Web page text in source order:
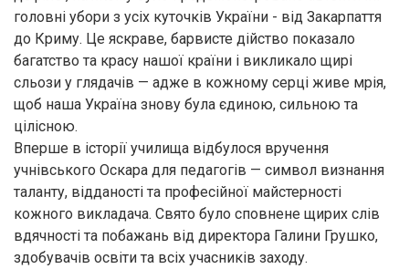
головні убори з усіх куточків України - від Закарпаття
до Криму. Це яскраве, барвисте дійство показало
багатство та красу нашої країни і викликало щирі
сльози у глядачів — адже в кожному серці живе мрія,
щоб наша Україна знову була єдиною, сильною та
цілісною.
Вперше в історії училища відбулося вручення
учнівського Оскара для педагогів — символ визнання
таланту, відданості та професійної майстерності
кожного викладача. Свято було сповнене щирих слів
вдячності та побажань від директора Галини Грушко,
здобувачів освіти та всіх учасників заходу.